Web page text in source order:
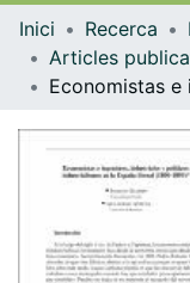
Inici Recerca